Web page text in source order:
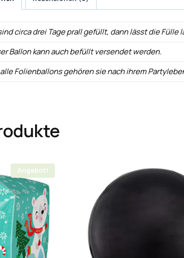
circa drei Tage prall gefüllt, dann lässt die Fülle
Ballon kann auch befüllt versendet werden.
Folienballons gehören sie nach ihrem
Angebot!